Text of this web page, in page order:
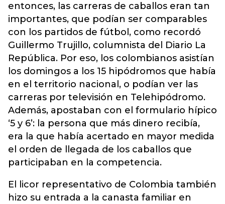
entonces, las carreras de caballos eran tan
importantes, que podían ser comparables
con los partidos de fútbol, como recordó
Guillermo Trujillo, columnista del Diario La
República. Por eso, los colombianos asistían
los domingos a los 15 hipódromos que había
en el territorio nacional, o podían ver las
carreras por televisión en Telehipódromo.
Además, apostaban con el formulario hípico
‘5 y 6’: la persona que más dinero recibía,
era la que había acertado en mayor medida
el orden de llegada de los caballos que
participaban en la competencia.
El licor representativo de Colombia también
hizo su entrada a la canasta familiar en